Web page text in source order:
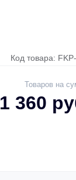
Код товара:
Товаров на
1 360